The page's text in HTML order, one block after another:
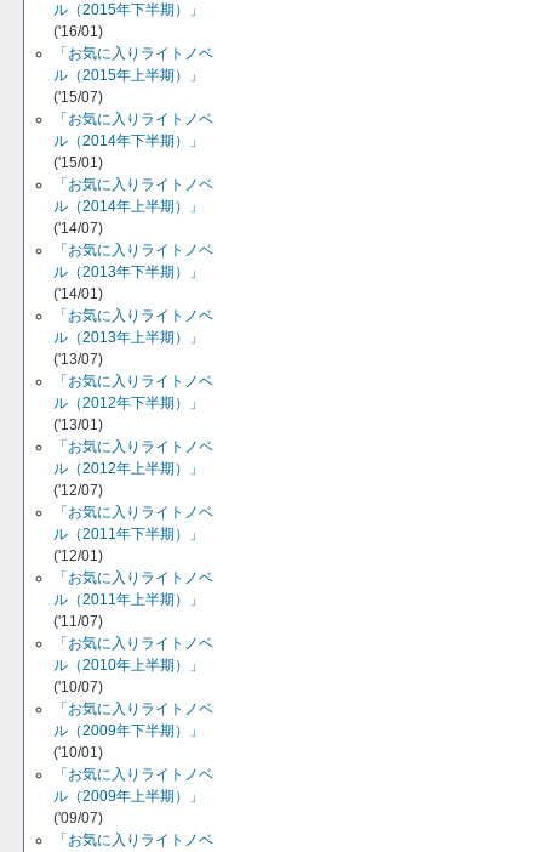
ル（2015年下半期）」
('16/01)
「お気に入りライトノベ
ル（2015年上半期）」
('15/07)
「お気に入りライトノベ
ル（2014年下半期）」
('15/01)
「お気に入りライトノベ
ル（2014年上半期）」
('14/07)
「お気に入りライトノベ
ル（2013年下半期）」
('14/01)
「お気に入りライトノベ
ル（2013年上半期）」
('13/07)
「お気に入りライトノベ
ル（2012年下半期）」
('13/01)
「お気に入りライトノベ
ル（2012年上半期）」
('12/07)
「お気に入りライトノベ
ル（2011年下半期）」
('12/01)
「お気に入りライトノベ
ル（2011年上半期）」
('11/07)
「お気に入りライトノベ
ル（2010年上半期）」
('10/07)
「お気に入りライトノベ
ル（2009年下半期）」
('10/01)
「お気に入りライトノベ
ル（2009年上半期）」
('09/07)
「お気に入りライトノベ